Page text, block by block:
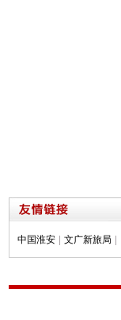
中国淮安 文广新旅局